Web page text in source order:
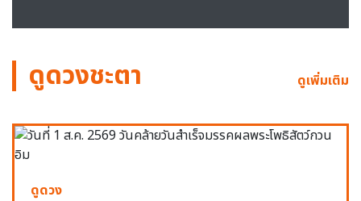
ดูดวงชะตา ดูเพิ่มเติม
ดูดวง